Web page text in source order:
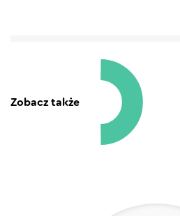
Zobacz także